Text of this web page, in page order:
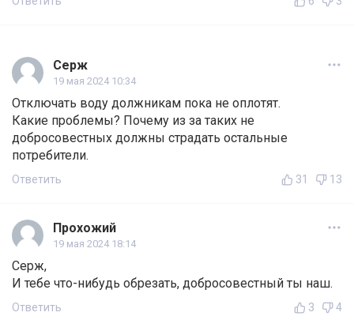
Серж
19 мая 2024 10:34
Отключать воду должникам пока не оплотят.
Какие проблемы? Почему из за таких не
добросовестных должны страдать остальные
потребители.
Ответить 31 13
Прохожий
19 мая 2024 18:14
Серж,
И тебе что-нибудь обрезать, добросовестный ты наш.
Ответить 3 4